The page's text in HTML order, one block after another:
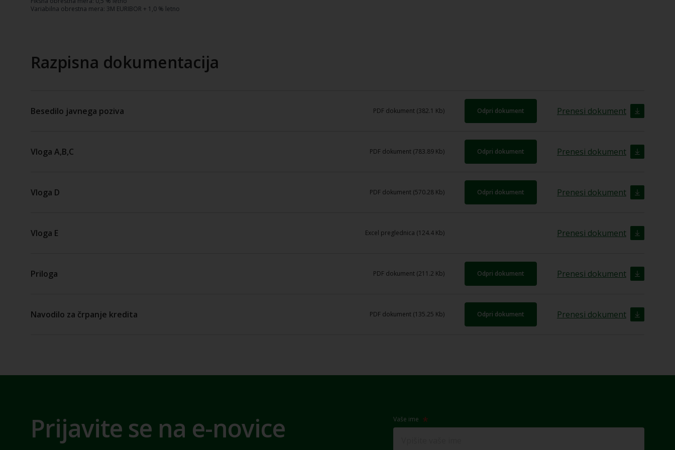
Variabilna obrestna mera: 3M EURIBOR + 1,0 % letno
Razpisna dokumentacija
Besedilo javnega poziva PDF dokument (382.1 Kb) Odpri dokument Prenesi dokument
Vloga A,B,C PDF dokument (783.89 Kb) Odpri dokument Prenesi dokument
Vloga D PDF dokument (570.28 Kb) Odpri dokument Prenesi dokument
Vloga E Excel preglednica (124.4 Kb) Prenesi dokument
Priloga PDF dokument (211.2 Kb) Odpri dokument Prenesi dokument
Navodilo za črpanje kredita PDF dokument (135.25 Kb) Odpri dokument Prenesi dokument
Prijavite se na e-novice Vaše ime